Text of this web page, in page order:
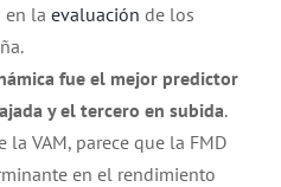
en la evaluación de los
fue el mejor predictor
y el tercero en subida.
VAM, parece que la FMD
en el rendimiento